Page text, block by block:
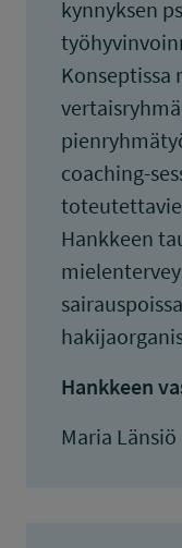
kynnyksen
Konseptissa
coaching-
Hankkeen
Hankkeen
Maria Länsiö